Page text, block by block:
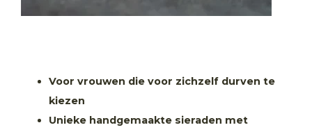
Voor vrouwen die voor zichzelf durven te
kiezen
Unieke handgemaakte sieraden met